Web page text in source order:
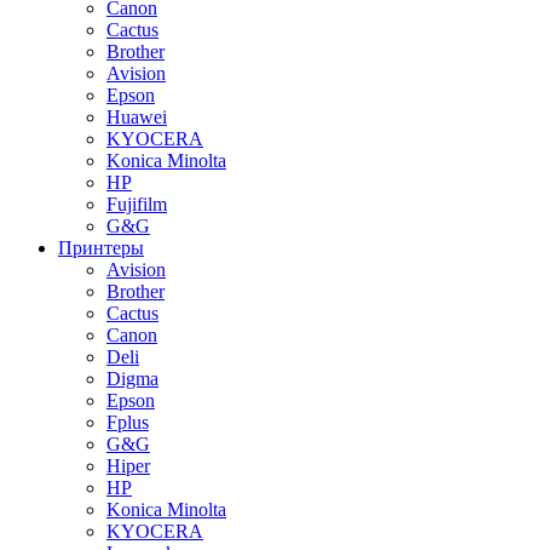
Canon
Cactus
Brother
Avision
Epson
Huawei
KYOCERA
Konica Minolta
HP
Fujifilm
G&G
Принтеры
Avision
Brother
Cactus
Canon
Deli
Digma
Epson
Fplus
G&G
Hiper
HP
Konica Minolta
KYOCERA